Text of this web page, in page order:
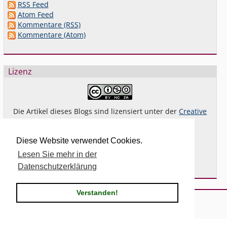
Diese Website verwendet Cookies.
Lesen Sie mehr in der
Datenschutzerklärung
Verstanden!
RSS Feed
Atom Feed
Kommentare (RSS)
Kommentare (Atom)
Lizenz
Die Artikel dieses Blogs sind lizensiert unter derCreative
Das giltnichtfür Bilder oder (andere) erkennbare
Fremdinhalte und explizit anders gekennzeichnete
Beiträge.
Powered bySerendipity& the2k11theme.